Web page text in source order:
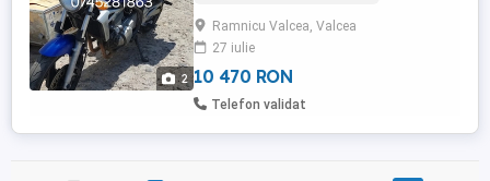
2
Ramnicu Valcea, Valcea
27 iulie
10 470 RON
Telefon validat